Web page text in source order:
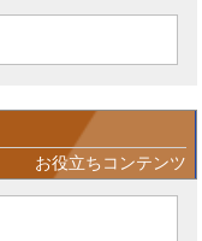
お役立ちコンテンツ